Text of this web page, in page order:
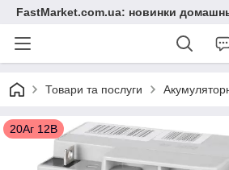
FastMarket.com.ua: новинки
Товари та послуги
20Аг 12В